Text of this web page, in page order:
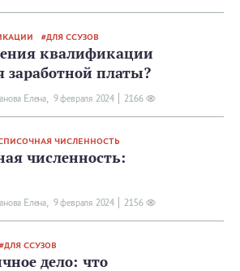
ДЛЯ ССУЗОВ
квалификации
заработной платы?
Елена, 9 февраля 2024 2166
ЧИСЛЕННОСТЬ
численность:
Елена, 9 февраля 2024 2156
ДЛЯ ССУЗОВ
дело: что